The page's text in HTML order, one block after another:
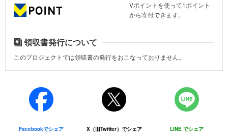
型抜きされたパーツをガイド線に合わせて積み重ねるだけなので、
小さな子供でも簡単に組み立てることができます。
●立体ハザードマップになる
ジオラマ上には道路や建物などが印刷されています。フラッグやビ
ニールシートなどを使って洪水や土砂災害のリスクを入れ込めば、
わかりやすい立体ハザードマップができあがります。（地図協力：
●体感するからおぼえる
楽しみながら自分の手で作り上げるから、自分のまちへの関心も高
まり、防災意識の向上につなげることができます。
活動レポート
Vポイントを使って1ポイント
から寄付できます。
領収書発行について
このプロジェクトでは領収書の発行をおこなっておりません。
Facebookでシェア X（旧Twitter）でシェア LINE でシェア